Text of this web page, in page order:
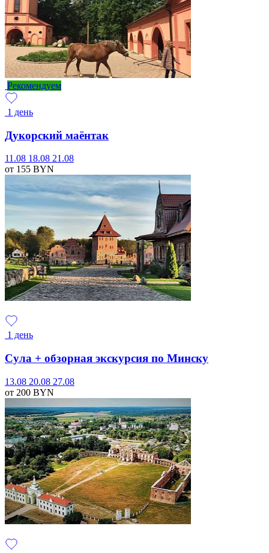
Рекомендуем
1 день
Дукорский маёнтак
11.08 18.08 21.08
от 155 BYN
1 день
Сула + обзорная экскурсия по Минску
13.08 20.08 27.08
от 200 BYN